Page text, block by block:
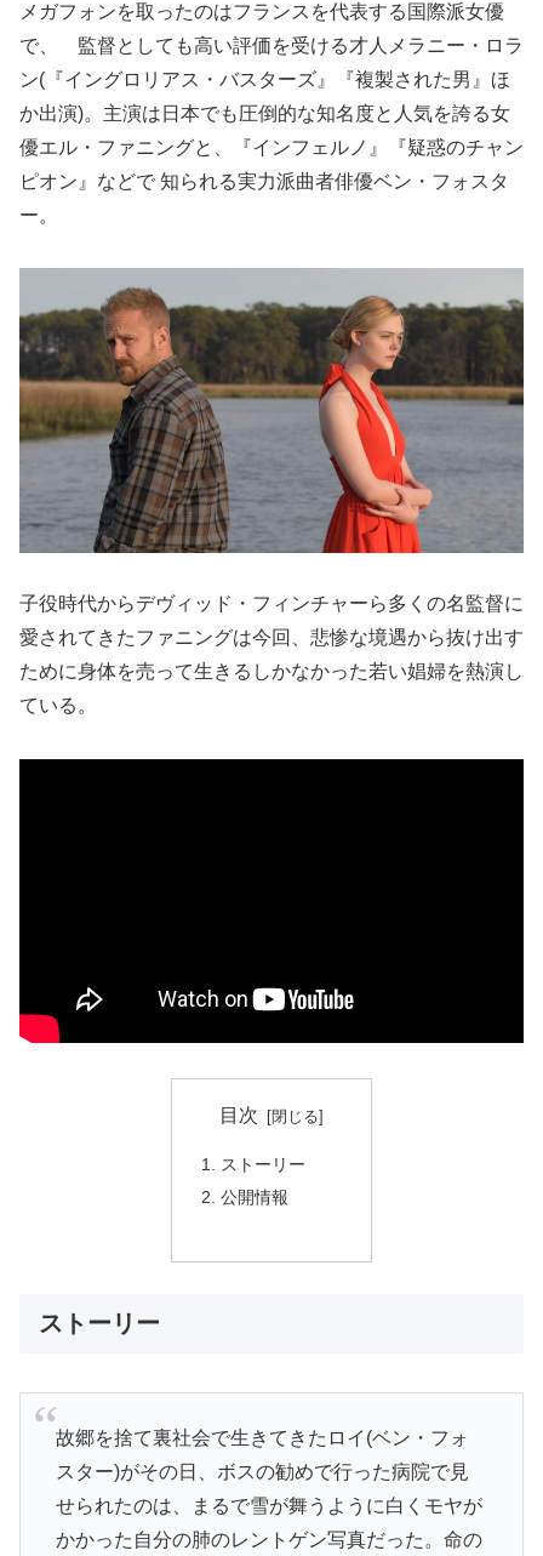
メガフォンを取ったのはフランスを代表する国際派女優
で、゙監督としても高い評価を受ける才人メラニー・ロラ
ン(『イングロリアス・バスターズ』『複製された男』ほ
か出演)。主演は日本でも圧倒的な知名度と人気を誇る女
優エル・ファニングと、『インフェルノ』『疑惑のチャン
ピオン』などで 知られる実力派曲者俳優ベン・フォスタ
ー。
子役時代からデヴィッド・フィンチャーら多くの名監督に
愛されてきたファニングは今回、悲惨な境遇から抜け出す
ために身体を売って生きるしかなかった若い娼婦を熱演し
ている。
目次
ストーリー
公開情報
ストーリー
故郷を捨て裏社会で生きてきたロイ(ベン・フォ
スター)がその日、ボスの勧めで行った病院で見
せられたのは、まるで雪が舞うように白くモヤが
かかった自分の肺のレントゲン写真だった。命の